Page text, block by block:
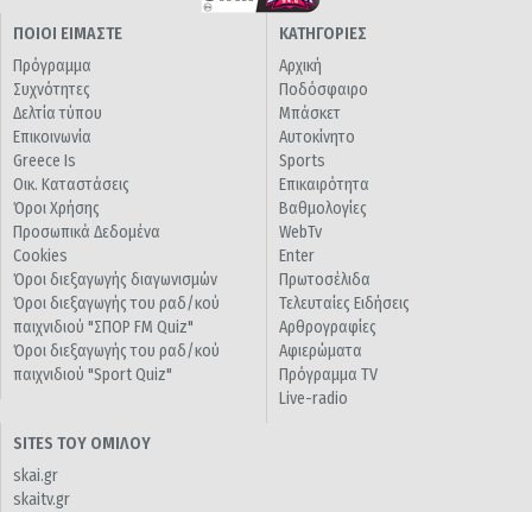
ΠΟΙΟΙ ΕΙΜΑΣΤΕ
Πρόγραμμα
Συχνότητες
Δελτία τύπου
Επικοινωνία
Greece Is
Οικ. Καταστάσεις
Όροι Χρήσης
Προσωπικά Δεδομένα
Cookies
Όροι διεξαγωγής διαγωνισμών
Όροι διεξαγωγής του ραδ/κού
παιχνιδιού "ΣΠΟΡ FM Quiz"
Όροι διεξαγωγής του ραδ/κού
παιχνιδιού "Sport Quiz"
ΚΑΤΗΓΟΡΙΕΣ
Αρχική
Ποδόσφαιρο
Μπάσκετ
Αυτοκίνητο
Sports
Επικαιρότητα
Βαθμολογίες
WebTv
Enter
Πρωτοσέλιδα
Τελευταίες Ειδήσεις
Αρθρογραφίες
Αφιερώματα
Πρόγραμμα TV
Live-radio
SITES ΤΟΥ ΟΜΙΛΟΥ
skai.gr
skaitv.gr